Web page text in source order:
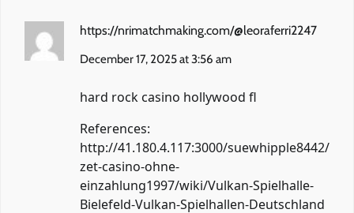
https://nrimatchmaking.com/@leoraferri2247
December 17, 2025 at 3:56 am
hard rock casino hollywood fl
References:
http://41.180.4.117:3000/suewhipple8442/
zet-casino-ohne-
einzahlung1997/wiki/Vulkan-Spielhalle-
Bielefeld-Vulkan-Spielhallen-Deutschland